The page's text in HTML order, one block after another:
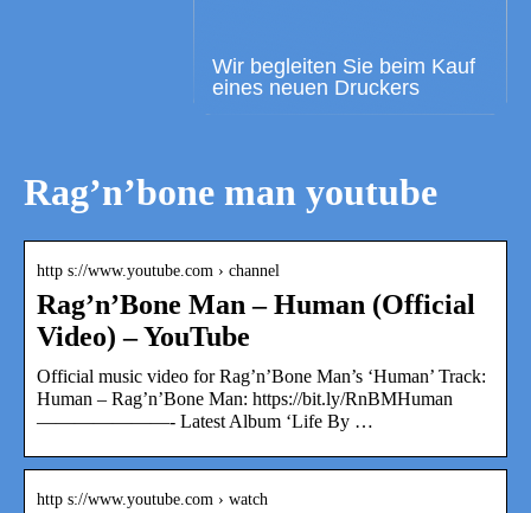
Wir begleiten Sie beim Kauf
eines neuen Druckers
Rag’n’bone man youtube
http s://www.youtube.com › channel
Rag’n’Bone Man – Human (Official
Video) – YouTube
Official music video for Rag’n’Bone Man’s ‘Human’ Track:
Human – Rag’n’Bone Man: https://bit.ly/RnBMHuman
———————- Latest Album ‘Life By …
http s://www.youtube.com › watch